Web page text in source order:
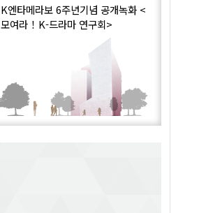
K엔타메라보 6주년기념 공개녹화 <
모여라！K-드라마 연구회>